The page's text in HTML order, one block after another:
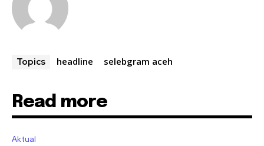
Topics headline selebgram aceh
Read more
Aktual